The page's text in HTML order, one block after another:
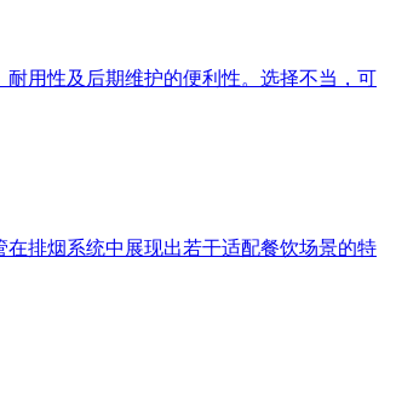
用性及后期维护的便利性。选择不当，可
排烟系统中展现出若干适配餐饮场景的特